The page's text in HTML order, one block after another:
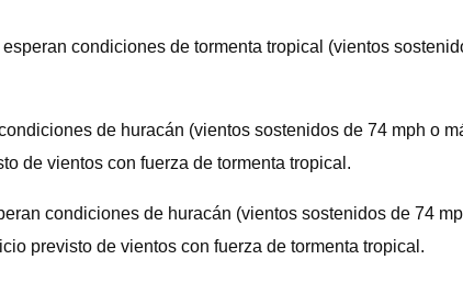
condiciones de tormenta tropical (vientos
de huracán (vientos sostenidos de 74 mph o
de vientos con fuerza de tormenta tropical.
condiciones de huracán (vientos sostenidos de 74
previsto de vientos con fuerza de tormenta tropical.